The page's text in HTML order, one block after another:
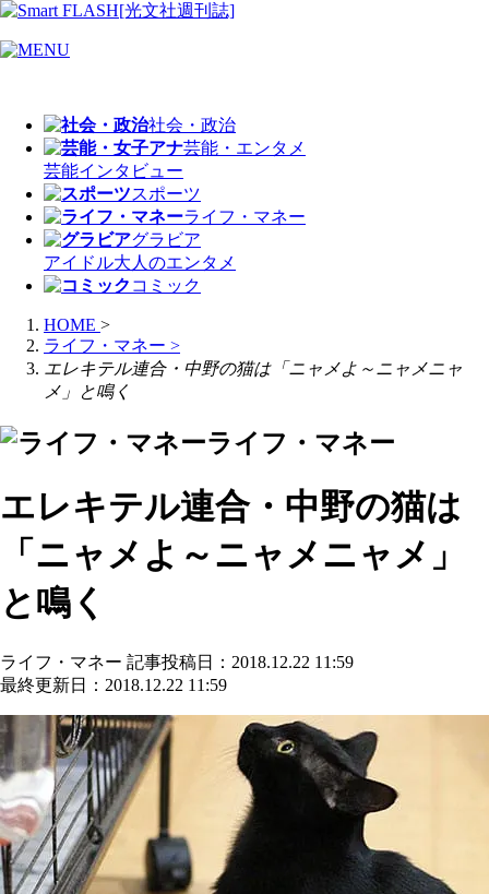
社会・政治
芸能・エンタメ
芸能インタビュー
スポーツ
ライフ・マネー
グラビア
アイドル大人のエンタメ
コミック
HOME >
ライフ・マネー >
エレキテル連合・中野の猫は「ニャメよ～ニャメニャ
メ」と鳴く
ライフ・マネー
エレキテル連合・中野の猫は
「ニャメよ～ニャメニャメ」
と鳴く
ライフ・マネー 記事投稿日：2018.12.22 11:59
最終更新日：2018.12.22 11:59